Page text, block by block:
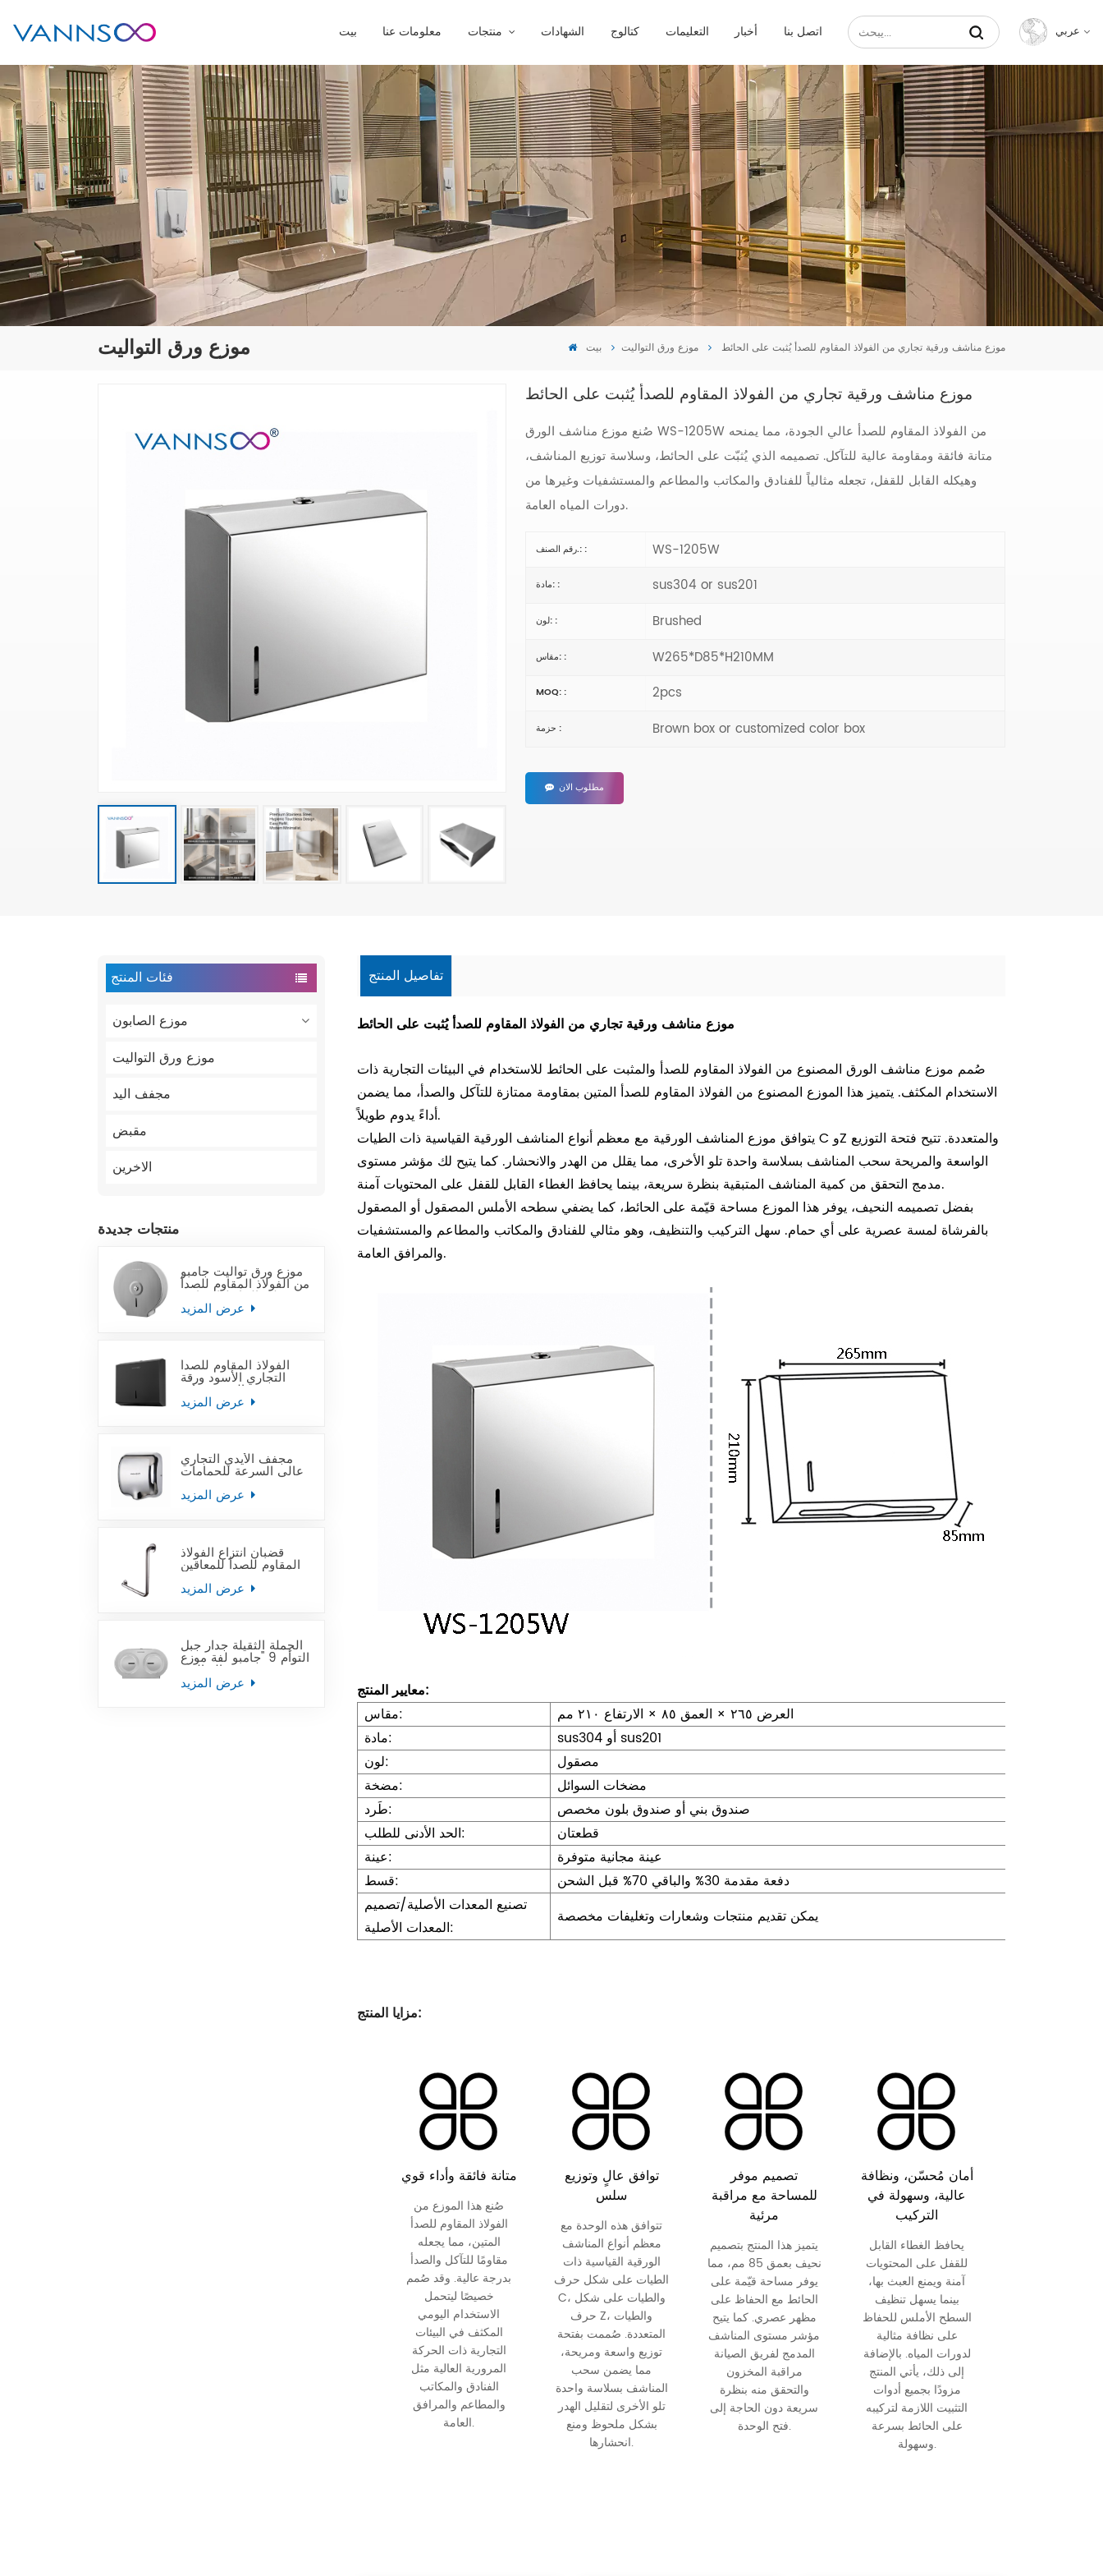
بيت معلومات عنا الشهادات كتالوج التعليمات أخبار اتصل بنا عربي
Français
Español
عربي
موزع ورق التواليت بيت موزع ورق التواليت موزع مناشف ورقية تجاري من الفولاذ المقاوم للصدأ يُثبت على الحائط
موزع مناشف ورقية تجاري من الفولاذ المقاوم للصدأ يُثبت على الحائط
صُنع موزع مناشف الورق WS-1205W من الفولاذ المقاوم للصدأ عالي الجودة، مما يمنحه
متانة فائقة ومقاومة عالية للتآكل. تصميمه الذي يُثبّت على الحائط، وسلاسة توزيع المناشف،
وهيكله القابل للقفل، تجعله مثالياً للفنادق والمكاتب والمطاعم والمستشفيات وغيرها من
دورات المياه العامة.
رقم الصنف.: : WS-1205W
مادة: : sus304 or sus201
لون: : Brushed
مقاس: : W265*D85*H210MM
MOQ: : 2pcs
حزمة : Brown box or customized color box
مطلوب الان
فئات المنتج
موزع الصابون
موزع ورق التواليت
مجفف اليد
مقبض
الاخرين
منتجات جديدة
موزع ورق تواليت جامبو
من الفولاذ المقاوم للصدأ
على الحائط التجاري
الفولاذ المقاوم للصدأ
التجاري الأسود ورقة
منشفة اليد موزعات
مجفف الأيدي التجاري
عالي السرعة للحمامات
قضبان انتزاع الفولاذ
المقاوم للصدأ للمعاقين
الجملة الثقيلة جدار جبل
التوأم 9 "جامبو لفة موزع
ورق التواليت
تفاصيل المنتج
موزع مناشف ورقية تجاري من الفولاذ المقاوم للصدأ يُثبت على الحائط
صُمم موزع مناشف الورق المصنوع من الفولاذ المقاوم للصدأ والمثبت على الحائط للاستخدام في البيئات التجارية ذات
الاستخدام المكثف. يتميز هذا الموزع المصنوع من الفولاذ المقاوم للصدأ المتين بمقاومة ممتازة للتآكل والصدأ، مما يضمن
أداءً يدوم طويلاً.
يتوافق موزع المناشف الورقية مع معظم أنواع المناشف الورقية القياسية ذات الطيات C وZ والمتعددة. تتيح فتحة التوزيع
الواسعة والمريحة سحب المناشف بسلاسة واحدة تلو الأخرى، مما يقلل من الهدر والانحشار. كما يتيح لك مؤشر مستوى
مدمج التحقق من كمية المناشف المتبقية بنظرة سريعة، بينما يحافظ الغطاء القابل للقفل على المحتويات آمنة.
بفضل تصميمه النحيف، يوفر هذا الموزع مساحة قيّمة على الحائط، كما يضفي سطحه الأملس المصقول أو المصقول
بالفرشاة لمسة عصرية على أي حمام. سهل التركيب والتنظيف، وهو مثالي للفنادق والمكاتب والمطاعم والمستشفيات
والمرافق العامة.
معايير المنتج:
مقاس:
العرض ٢٦٥ × العمق ٨٥ × الارتفاع ٢١٠ مم
مادة:
sus304 أو sus201
لون:
مصقول
مضخة:
مضخات السوائل
طَرد:
صندوق بني أو صندوق بلون مخصص
الحد الأدنى للطلب:
قطعتان
عينة:
عينة مجانية متوفرة
قسط:
دفعة مقدمة 30% والباقي 70% قبل الشحن
تصنيع المعدات الأصلية/تصميم
المعدات الأصلية:
يمكن تقديم منتجات وشعارات وتغليفات مخصصة
مزايا المنتج:
متانة فائقة وأداء قوي
صُنع هذا الموزع من
الفولاذ المقاوم للصدأ
المتين، مما يجعله
مقاومًا للتآكل والصدأ
بدرجة عالية. وقد صُمم
خصيصًا ليتحمل
الاستخدام اليومي
المكثف في البيئات
التجارية ذات الحركة
المرورية العالية مثل
الفنادق والمكاتب
والمطاعم والمرافق
العامة.
توافق عالٍ وتوزيع
سلس
تتوافق هذه الوحدة مع
معظم أنواع المناشف
الورقية القياسية ذات
الطيات على شكل حرف
C، والطيات على شكل
حرف Z، والطيات
المتعددة. صُممت بفتحة
توزيع واسعة ومريحة،
مما يضمن سحب
المناشف بسلاسة واحدة
تلو الأخرى لتقليل الهدر
بشكل ملحوظ ومنع
انحشارها.
تصميم موفر
للمساحة مع مراقبة
مرئية
يتميز هذا المنتج بتصميم
نحيف بعمق 85 مم، مما
يوفر مساحة قيّمة على
الحائط مع الحفاظ على
مظهر عصري. كما يتيح
مؤشر مستوى المناشف
المدمج لفريق الصيانة
مراقبة المخزون
والتحقق منه بنظرة
سريعة دون الحاجة إلى
فتح الوحدة.
أمان مُحسّن، ونظافة
عالية، وسهولة في
التركيب
يحافظ الغطاء القابل
للقفل على المحتويات
آمنة ويمنع العبث بها،
بينما يسهل تنظيف
السطح الأملس للحفاظ
على نظافة مثالية
لدورات المياه. بالإضافة
إلى ذلك، يأتي المنتج
مزودًا بجميع أدوات
التثبيت اللازمة لتركيبه
على الحائط بسرعة
وسهولة.